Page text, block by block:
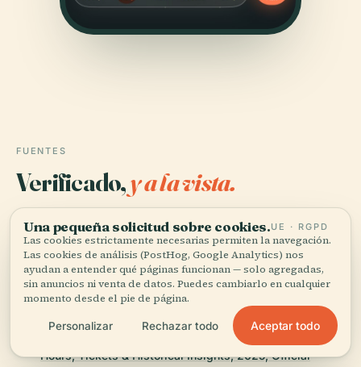
FUENTES
Verificado,y a la vista.
Investigado y redactado por el equipo editorial de
Audiala a partir de registros históricos, archivos
arquitectónicos y conocimiento local.
Última revisión: August 2025
Library of Contemporary History Stuttgart: Visiting
Hours, Tickets & Historical Insights, 2025, Official
Una pequeña solicitud sobre cookies.UE · RGPD
Las cookies estrictamente necesarias permiten la navegación.
Las cookies de análisis (PostHog, Google Analytics) nos
ayudan a entender qué páginas funcionan — solo agregadas,
sin anuncios ni venta de datos. Puedes cambiarlo en cualquier
momento desde el pie de página.
Personalizar Rechazar todo Aceptar todo